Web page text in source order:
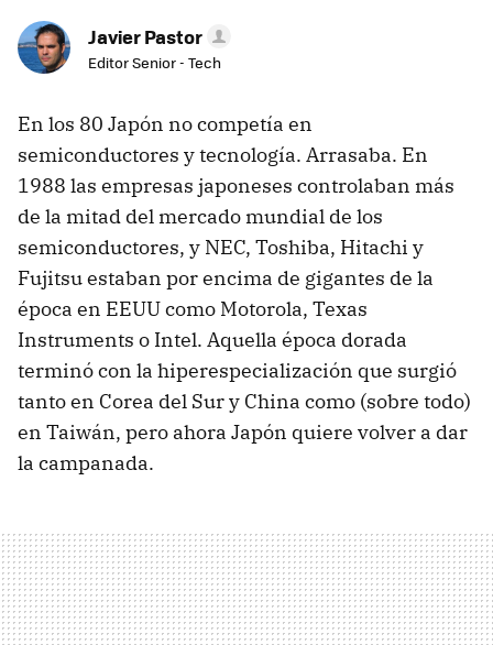
Javier Pastor
Editor Senior - Tech
En los 80 Japón no competía en
semiconductores y tecnología. Arrasaba. En
1988 las empresas japoneses controlaban más
de la mitad del mercado mundial de los
semiconductores, y NEC, Toshiba, Hitachi y
Fujitsu estaban por encima de gigantes de la
época en EEUU como Motorola, Texas
Instruments o Intel. Aquella época dorada
terminó con la hiperespecialización que surgió
tanto en Corea del Sur y China como (sobre todo)
en Taiwán, pero ahora Japón quiere volver a dar
la campanada.